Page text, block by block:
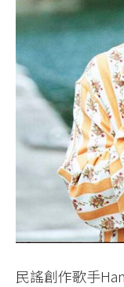
民謠創作歌手